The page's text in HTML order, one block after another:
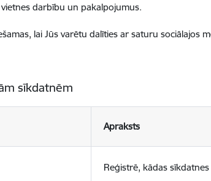
darbību un pakalpojumus.
lai Jūs varētu dalīties ar saturu sociālajos
sīkdatnēm
Apraksts
Reģistrē, kādas